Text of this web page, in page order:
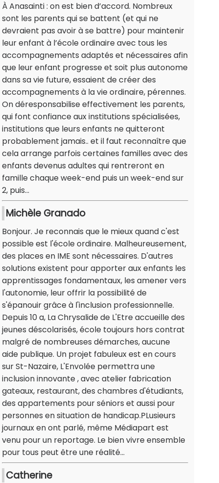
À Anasainti : on est bien d’accord. Nombreux
sont les parents qui se battent (et qui ne
devraient pas avoir à se battre) pour maintenir
leur enfant à l’école ordinaire avec tous les
accompagnements adaptés et nécessaires afin
que leur enfant progresse et soit plus autonome
dans sa vie future, essaient de créer des
accompagnements à la vie ordinaire, pérennes.
On déresponsabilise effectivement les parents,
qui font confiance aux institutions spécialisées,
institutions que leurs enfants ne quitteront
probablement jamais.. et il faut reconnaître que
cela arrange parfois certaines familles avec des
enfants devenus adultes qui rentreront en
famille chaque week-end puis un week-end sur
2, puis...
Michèle Granado
Bonjour. Je reconnais que le mieux quand c'est
possible est l'école ordinaire. Malheureusement,
des places en IME sont nécessaires. D'autres
solutions existent pour apporter aux enfants les
apprentissages fondamentaux, les amener vers
l'autonomie, leur offrir la possibilité de
s'épanouir grâce à l'inclusion professionnelle.
Depuis 10 a, La Chrysalide de L'Etre accueille des
jeunes déscolarisés, école toujours hors contrat
malgré de nombreuses démarches, aucune
aide publique. Un projet fabuleux est en cours
sur St-Nazaire, L'Envolée permettra une
inclusion innovante , avec atelier fabrication
gateaux, restaurant, des chambres d'étudiants,
des appartements pour séniors et aussi pour
personnes en situation de handicap.PLusieurs
journaux en ont parlé, même Médiapart est
venu pour un reportage. Le bien vivre ensemble
pour tous peut être une réalité...
Catherine